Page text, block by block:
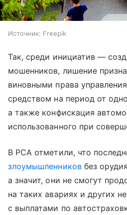
Источник: Freepik
Так, среди инициатив —
мошенников, лишение
виновными права
средством на период от
а также конфискация
использованного при
В РСА отметили, что
злоумышленниковбез
а значит, они не смогут
на таких авариях и других
с выплатами по